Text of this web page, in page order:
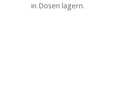
in Dosen lagern.